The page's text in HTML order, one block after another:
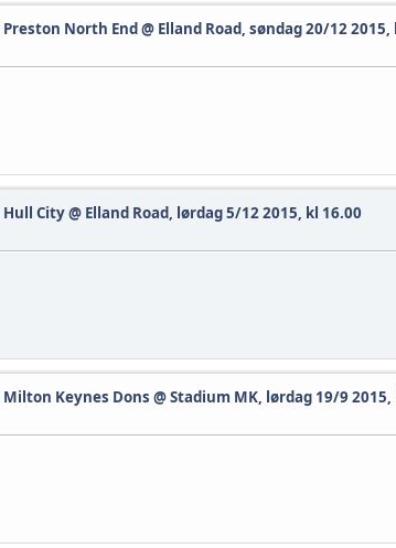
Preston North End @ Elland Road, søndag 20/12 2015,
Hull City @ Elland Road, lørdag 5/12 2015, kl 16.00
Milton Keynes Dons @ Stadium MK, lørdag 19/9 2015,